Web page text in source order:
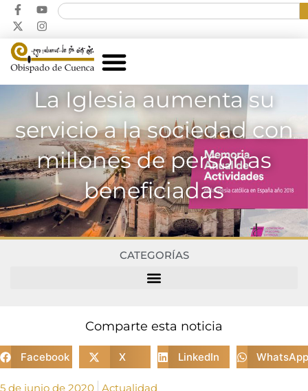
La Iglesia aumenta su
servicio a la sociedad con
millones de personas
beneficiadas
CATEGORÍAS
Comparte esta noticia
Facebook X LinkedIn WhatsApp
5 de junio de 2020 Actualidad